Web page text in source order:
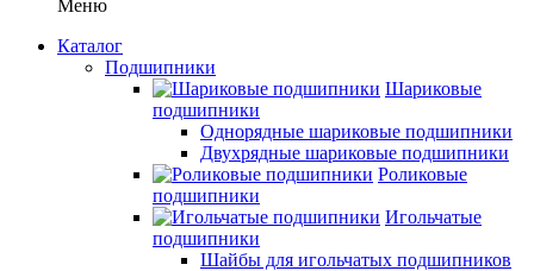
Меню
Каталог
Подшипники
Шариковые
подшипники
Однорядные шариковые подшипники
Двухрядные шариковые подшипники
Роликовые
подшипники
Игольчатые
подшипники
Шайбы для игольчатых подшипников